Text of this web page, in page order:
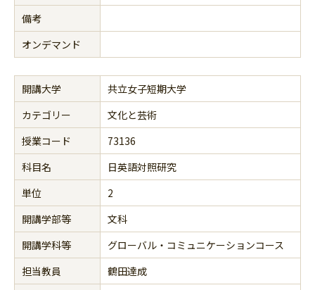
備考
オンデマンド
開講大学
共立女子短期大学
カテゴリー
文化と芸術
授業コード
73136
科目名
日英語対照研究
単位
2
開講学部等
文科
開講学科等
グローバル・コミュニケーションコース
担当教員
鶴田達成